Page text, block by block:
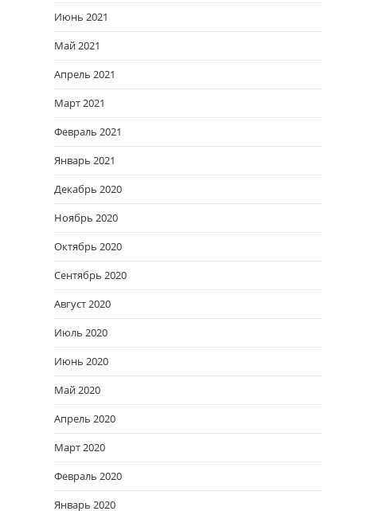
Июнь 2021
Май 2021
Апрель 2021
Март 2021
Февраль 2021
Январь 2021
Декабрь 2020
Ноябрь 2020
Октябрь 2020
Сентябрь 2020
Август 2020
Июль 2020
Июнь 2020
Май 2020
Апрель 2020
Март 2020
Февраль 2020
Январь 2020